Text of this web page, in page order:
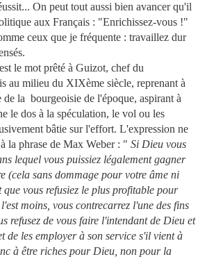
On peut tout aussi bien avancer qu'il
aux Français : "Enrichissez-vous !"
ceux que je fréquente : travaillez dur
le mot prêté à Guizot, chef du
au milieu du XIXème siècle, reprenant à
de la bourgeoisie de l'époque, aspirant à
le dos à la spéculation, le vol ou les
bâtie sur l'effort. L'expression ne
la phrase de Max Weber : " Si Dieu vous
lequel vous puissiez légalement gagner
(cela sans dommage pour votre âme ni
vous refusiez le plus profitable pour
moins, vous contrecarrez l'une des fins
refusez de vous faire l'intendant de Dieu et
de les employer à son service s'il vient à
à être riches pour Dieu, non pour la